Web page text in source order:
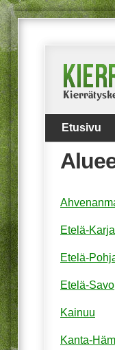
Etusivu
Etelä-
Etelä-
Etelä-Savo
Kainuu
Kanta-